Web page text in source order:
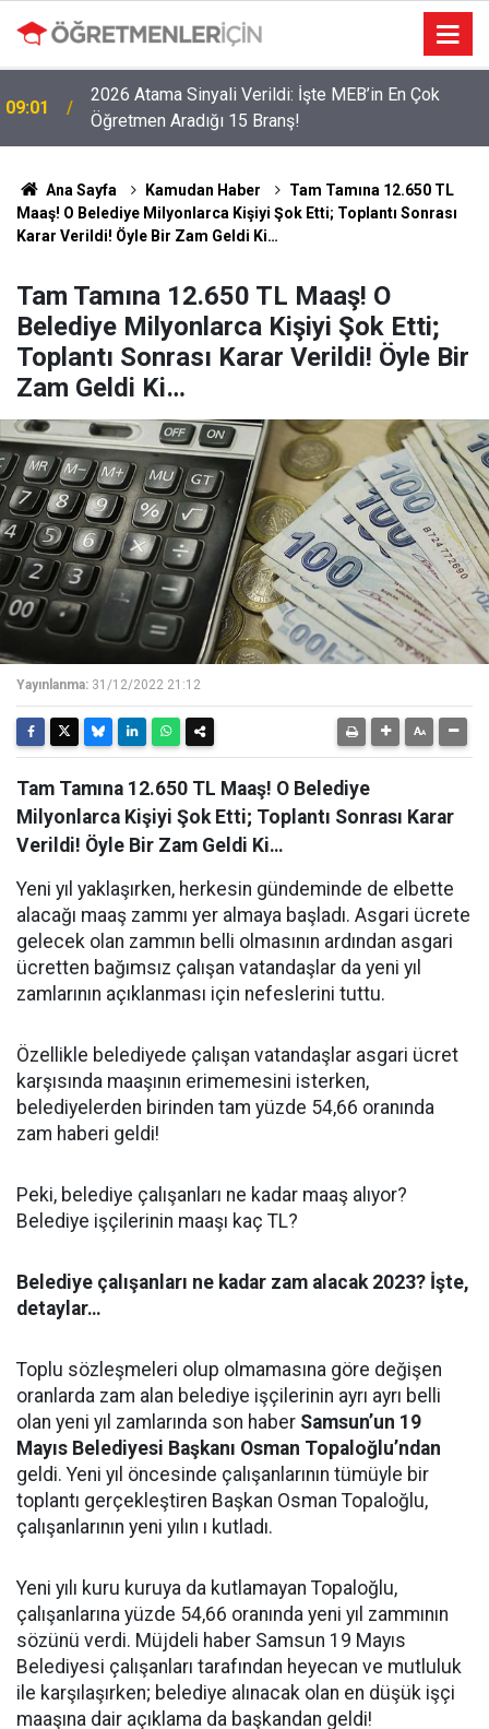
2026 Atama Sinyali Verildi: İşte MEB’in En Çok
Öğretmen Aradığı 15 Branş!
19:00
LGS Nakillerinde Büyük Risk: Gözde Liselerde
Kontenjanlar Bitti, Rekabet Tavan Yaptı!
Ana Sayfa Kamudan Haber
Tam Tamına 12.650 TL
Maaş! O Belediye Milyonlarca Kişiyi Şok Etti; Toplantı Sonrası
Karar Verildi! Öyle Bir Zam Geldi Ki…
Tam Tamına 12.650 TL Maaş! O
Belediye Milyonlarca Kişiyi Şok Etti;
Toplantı Sonrası Karar Verildi! Öyle Bir
Zam Geldi Ki…
Yayınlanma: 31/12/2022 21:12
Tam Tamına 12.650 TL Maaş! O Belediye
Milyonlarca Kişiyi Şok Etti; Toplantı Sonrası Karar
Verildi! Öyle Bir Zam Geldi Ki…
Yeni yıl yaklaşırken, herkesin gündeminde de elbette
alacağı maaş zammı yer almaya başladı. Asgari ücrete
gelecek olan zammın belli olmasının ardından asgari
ücretten bağımsız çalışan vatandaşlar da yeni yıl
zamlarının açıklanması için nefeslerini tuttu.
Özellikle belediyede çalışan vatandaşlar asgari ücret
karşısında maaşının erimemesini isterken,
belediyelerden birinden tam yüzde 54,66 oranında
zam haberi geldi!
Peki, belediye çalışanları ne kadar maaş alıyor?
Belediye işçilerinin maaşı kaç TL?
Belediye çalışanları ne kadar zam alacak 2023? İşte,
detaylar…
Toplu sözleşmeleri olup olmamasına göre değişen
oranlarda zam alan belediye işçilerinin ayrı ayrı belli
olan yeni yıl zamlarında son haber Samsun’un 19
Mayıs Belediyesi Başkanı Osman Topaloğlu’ndan
geldi. Yeni yıl öncesinde çalışanlarının tümüyle bir
toplantı gerçekleştiren Başkan Osman Topaloğlu,
çalışanlarının yeni yılın ı kutladı.
Yeni yılı kuru kuruya da kutlamayan Topaloğlu,
çalışanlarına yüzde 54,66 oranında yeni yıl zammının
sözünü verdi. Müjdeli haber Samsun 19 Mayıs
Belediyesi çalışanları tarafından heyecan ve mutluluk
ile karşılaşırken; belediye alınacak olan en düşük işçi
maaşına dair açıklama da başkandan geldi!